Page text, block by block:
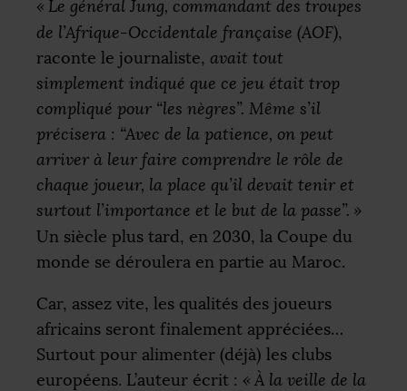
« Le général Jung, commandant des troupes
de l’Afrique-Occidentale française (AOF),
raconte le journaliste, avait tout
simplement indiqué que ce jeu était trop
compliqué pour “les nègres”. Même s’il
précisera : “Avec de la patience, on peut
arriver à leur faire comprendre le rôle de
chaque joueur, la place qu’il devait tenir et
surtout l’importance et le but de la passe”. »
Un siècle plus tard, en 2030, la Coupe du
monde se déroulera en partie au Maroc.
Car, assez vite, les qualités des joueurs
africains seront finalement appréciées…
Surtout pour alimenter (déjà) les clubs
européens. L’auteur écrit : « À la veille de la